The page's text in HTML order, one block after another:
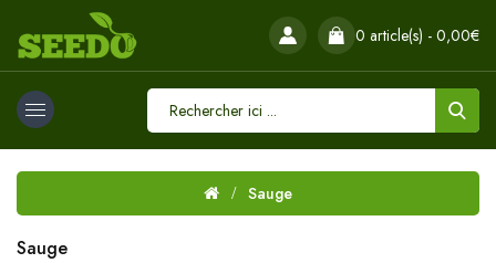
0 article(s) - 0,00€
Sauge
Sauge